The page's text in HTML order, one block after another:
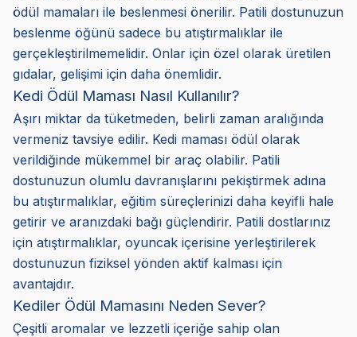
ödül mamaları ile beslenmesi önerilir. Patili dostunuzun
beslenme öğünü sadece bu atıştırmalıklar ile
gerçekleştirilmemelidir. Onlar için özel olarak üretilen
gıdalar, gelişimi için daha önemlidir.
Kedi Ödül Maması Nasıl Kullanılır?
Aşırı miktar da tüketmeden, belirli zaman aralığında
vermeniz tavsiye edilir. Kedi maması ödül olarak
verildiğinde mükemmel bir araç olabilir. Patili
dostunuzun olumlu davranışlarını pekiştirmek adına
bu atıştırmalıklar, eğitim süreçlerinizi daha keyifli hale
getirir ve aranızdaki bağı güçlendirir. Patili dostlarınız
için atıştırmalıklar, oyuncak içerisine yerleştirilerek
dostunuzun fiziksel yönden aktif kalması için
avantajdır.
Kediler Ödül Mamasını Neden Sever?
Çeşitli aromalar ve lezzetli içeriğe sahip olan